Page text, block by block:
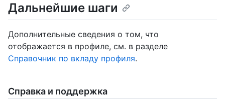
Дальнейшие шаги
Дополнительные сведения о том, что
отображается в профиле, см. в разделе
Справочник по вкладу профиля.
Справка и поддержка